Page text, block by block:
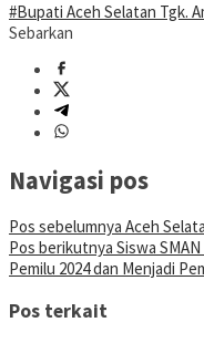
#Bupati Aceh Selatan Tgk.
Sebarkan
Navigasi pos
Pos sebelumnya Aceh
Pos berikutnya Siswa
Pemilu 2024 dan Menjadi
Pos terkait